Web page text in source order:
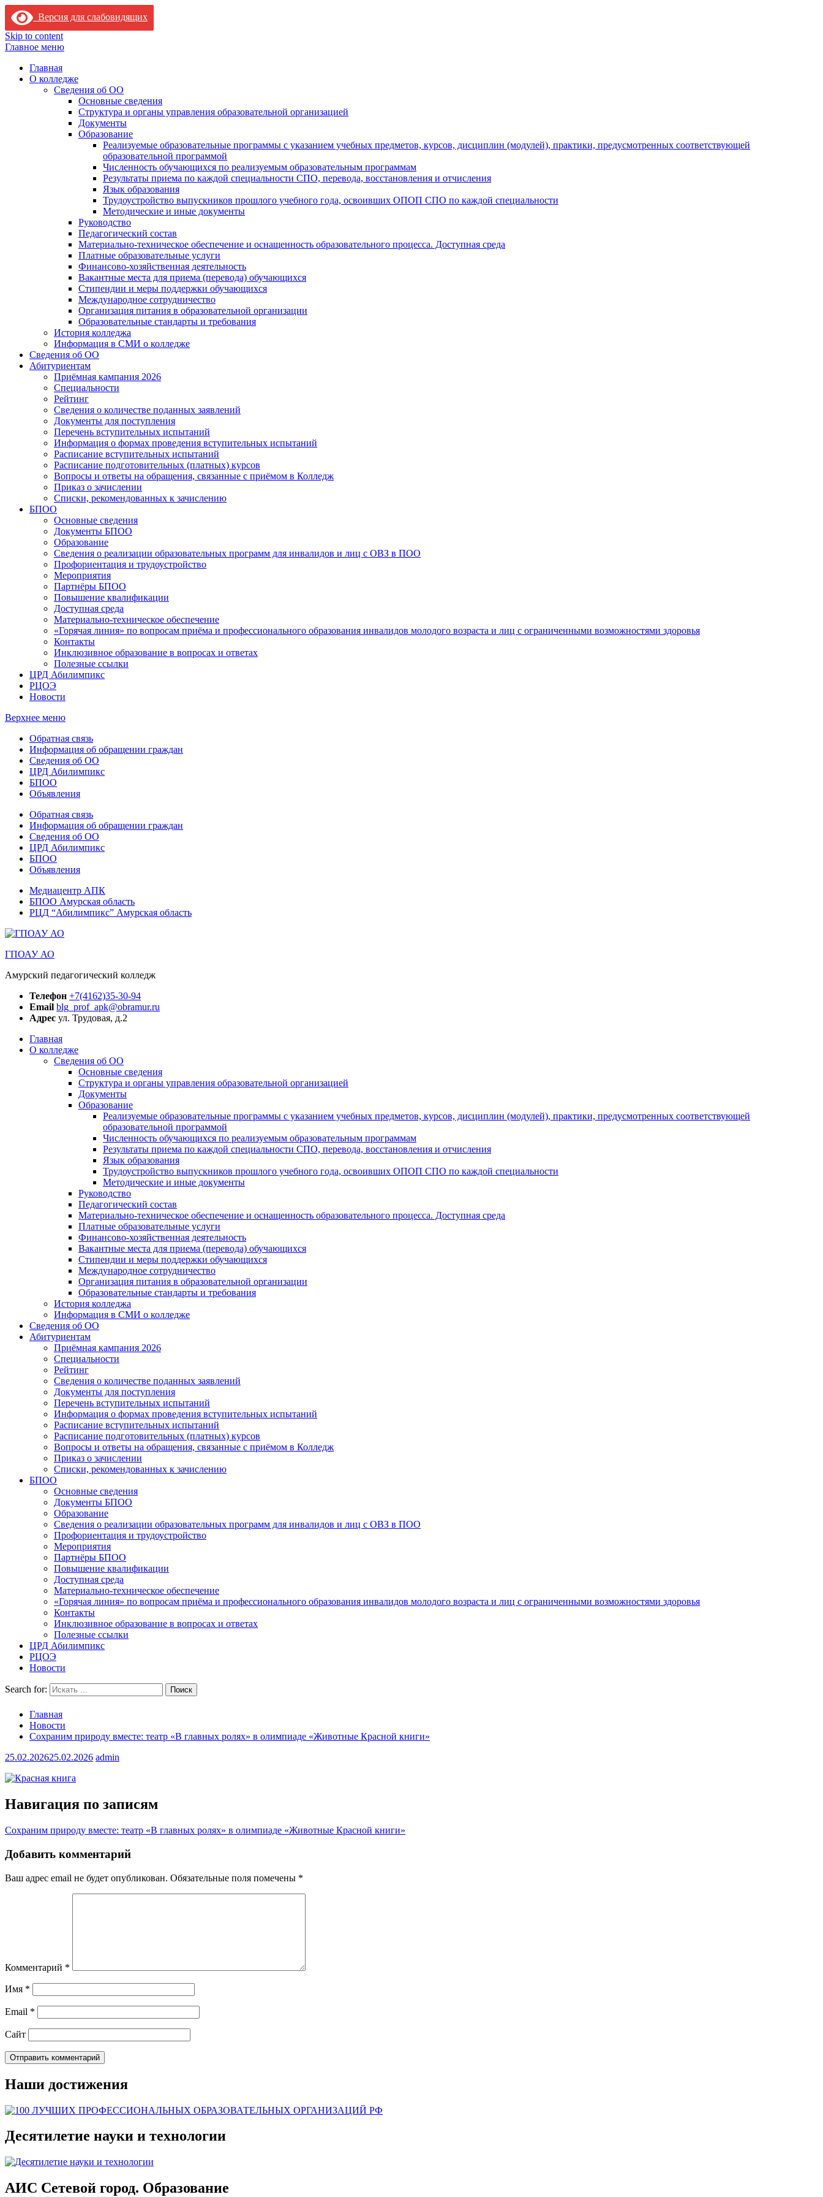
Версия для слабовидящих
Skip to content
Главное меню
Главная
О колледже
Сведения об ОО
Основные сведения
Структура и органы управления образовательной организацией
Документы
Образование
Реализуемые образовательные программы с указанием учебных предметов, курсов, дисциплин (модулей), практики, предусмотренных соответствующей
образовательной программой
Численность обучающихся по реализуемым образовательным программам
Результаты приема по каждой специальности СПО, перевода, восстановления и отчисления
Язык образования
Трудоустройство выпускников прошлого учебного года, освоивших ОПОП СПО по каждой специальности
Методические и иные документы
Руководство
Педагогический состав
Материально-техническое обеспечение и оснащенность образовательного процесса. Доступная среда
Платные образовательные услуги
Финансово-хозяйственная деятельность
Вакантные места для приема (перевода) обучающихся
Стипендии и меры поддержки обучающихся
Международное сотрудничество
Организация питания в образовательной организации
Образовательные стандарты и требования
История колледжа
Информация в СМИ о колледже
Сведения об ОО
Абитуриентам
Приёмная кампания 2026
Специальности
Рейтинг
Сведения о количестве поданных заявлений
Документы для поступления
Перечень вступительных испытаний
Информация о формах проведения вступительных испытаний
Расписание вступительных испытаний
Расписание подготовительных (платных) курсов
Вопросы и ответы на обращения, связанные с приёмом в Колледж
Приказ о зачислении
Списки, рекомендованных к зачислению
БПОО
Основные сведения
Документы БПОО
Образование
Сведения о реализации образовательных программ для инвалидов и лиц с ОВЗ в ПОО
Профориентация и трудоустройство
Мероприятия
Партнёры БПОО
Повышение квалификации
Доступная среда
Материально-техническое обеспечение
«Горячая линия» по вопросам приёма и профессионального образования инвалидов молодого возраста и лиц с ограниченными возможностями здоровья
Контакты
Инклюзивное образование в вопросах и ответах
Полезные ссылки
ЦРД Абилимпикс
РЦОЭ
Новости
Верхнее меню
Обратная связь
Информация об обращении граждан
Сведения об ОО
ЦРД Абилимпикс
БПОО
Объявления
Обратная связь
Информация об обращении граждан
Сведения об ОО
ЦРД Абилимпикс
БПОО
Объявления
Медиацентр АПК
БПОО Амурская область
РЦД “Абилимпикс” Амурская область
ГПОАУ АО
Амурский педагогический колледж
Телефон +7(4162)35-30-94
Email blg_prof_apk@obramur.ru
Адрес ул. Трудовая, д.2
Главная
О колледже
Сведения об ОО
Основные сведения
Структура и органы управления образовательной организацией
Документы
Образование
Реализуемые образовательные программы с указанием учебных предметов, курсов, дисциплин (модулей), практики, предусмотренных соответствующей
образовательной программой
Численность обучающихся по реализуемым образовательным программам
Результаты приема по каждой специальности СПО, перевода, восстановления и отчисления
Язык образования
Трудоустройство выпускников прошлого учебного года, освоивших ОПОП СПО по каждой специальности
Методические и иные документы
Руководство
Педагогический состав
Материально-техническое обеспечение и оснащенность образовательного процесса. Доступная среда
Платные образовательные услуги
Финансово-хозяйственная деятельность
Вакантные места для приема (перевода) обучающихся
Стипендии и меры поддержки обучающихся
Международное сотрудничество
Организация питания в образовательной организации
Образовательные стандарты и требования
История колледжа
Информация в СМИ о колледже
Сведения об ОО
Абитуриентам
Приёмная кампания 2026
Специальности
Рейтинг
Сведения о количестве поданных заявлений
Документы для поступления
Перечень вступительных испытаний
Информация о формах проведения вступительных испытаний
Расписание вступительных испытаний
Расписание подготовительных (платных) курсов
Вопросы и ответы на обращения, связанные с приёмом в Колледж
Приказ о зачислении
Списки, рекомендованных к зачислению
БПОО
Основные сведения
Документы БПОО
Образование
Сведения о реализации образовательных программ для инвалидов и лиц с ОВЗ в ПОО
Профориентация и трудоустройство
Мероприятия
Партнёры БПОО
Повышение квалификации
Доступная среда
Материально-техническое обеспечение
«Горячая линия» по вопросам приёма и профессионального образования инвалидов молодого возраста и лиц с ограниченными возможностями здоровья
Контакты
Инклюзивное образование в вопросах и ответах
Полезные ссылки
ЦРД Абилимпикс
РЦОЭ
Новости
Search for:
Главная
Новости
Сохраним природу вместе: театр «В главных ролях» в олимпиаде «Животные Красной книги»
25.02.202625.02.2026 admin
Навигация по записям
Сохраним природу вместе: театр «В главных ролях» в олимпиаде «Животные Красной книги»
Добавить комментарий
Ваш адрес email не будет опубликован. Обязательные поля помечены *
Комментарий *
Имя *
Email *
Сайт
Наши достижения
Десятилетие науки и технологии
АИС Сетевой город. Образование